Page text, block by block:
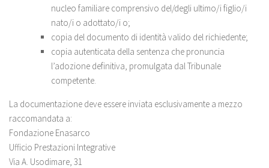
nucleo familiare comprensivo del/degli ultimo/i figlio/i
nato/i o adottato/i o;
copia del documento di identità valido del richiedente;
copia autenticata della sentenza che pronuncia
l’adozione definitiva, promulgata dal Tribunale
competente.
La documentazione deve essere inviata esclusivamente a mezzo
raccomandata a:
Fondazione Enasarco
Ufficio Prestazioni Integrative
Via A. Usodimare, 31